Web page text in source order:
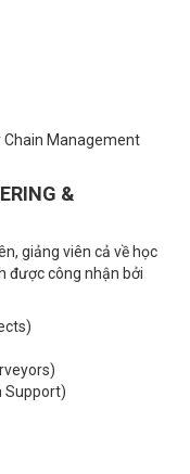
Chain Management
&
giảng viên cả về học
được công nhận bởi
Support)